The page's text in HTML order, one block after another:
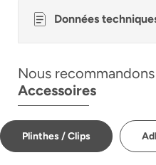
Données
Nous
Accessoires
Plinthes / Clips